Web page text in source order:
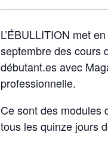
L’ÉBULLITION met
septembre des cours
débutant.es avec
professionnelle.
Ce sont des modules
tous les quinze jours